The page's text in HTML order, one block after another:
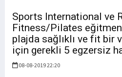
Sports International ve
Fitness/Pilates
plajda sağlıklı ve fit bir
için gerekli 5 egzersiz
08-08-2019 22:20